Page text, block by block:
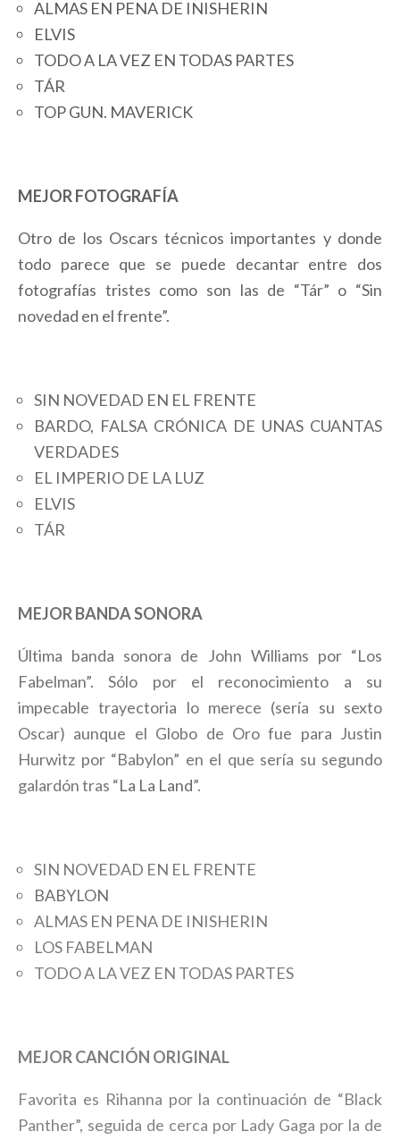
ALMAS EN PENA DE INISHERIN
ELVIS
TODO A LA VEZ EN TODAS PARTES
TÁR
TOP GUN. MAVERICK
MEJOR FOTOGRAFÍA
Otro de los Oscars técnicos importantes y donde
todo parece que se puede decantar entre dos
fotografías tristes como son las de “Tár” o “Sin
novedad en el frente”.
SIN NOVEDAD EN EL FRENTE
BARDO, FALSA CRÓNICA DE UNAS CUANTAS
VERDADES
EL IMPERIO DE LA LUZ
ELVIS
TÁR
MEJOR BANDA SONORA
Última banda sonora de John Williams por “Los
Fabelman”. Sólo por el reconocimiento a su
impecable trayectoria lo merece (sería su sexto
Oscar) aunque el Globo de Oro fue para Justin
Hurwitz por “Babylon” en el que sería su segundo
galardón tras “La La Land”.
SIN NOVEDAD EN EL FRENTE
BABYLON
ALMAS EN PENA DE INISHERIN
LOS FABELMAN
TODO A LA VEZ EN TODAS PARTES
MEJOR CANCIÓN ORIGINAL
Favorita es Rihanna por la continuación de “Black
Panther”, seguida de cerca por Lady Gaga por la de